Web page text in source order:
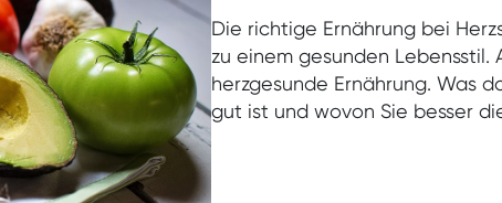
Die richtige Ernährung bei
zu einem gesunden
herzgesunde Ernährung. Was
gut ist und wovon Sie besser